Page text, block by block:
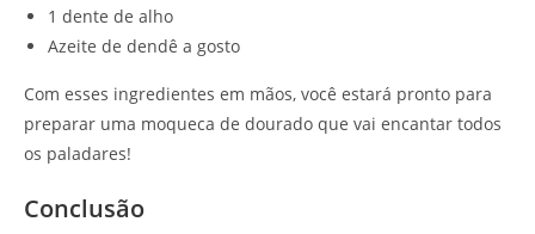
1 dente de alho
Azeite de dendê a gosto
Com esses ingredientes em mãos, você estará pronto para
preparar uma moqueca de dourado que vai encantar todos
os paladares!
Conclusão